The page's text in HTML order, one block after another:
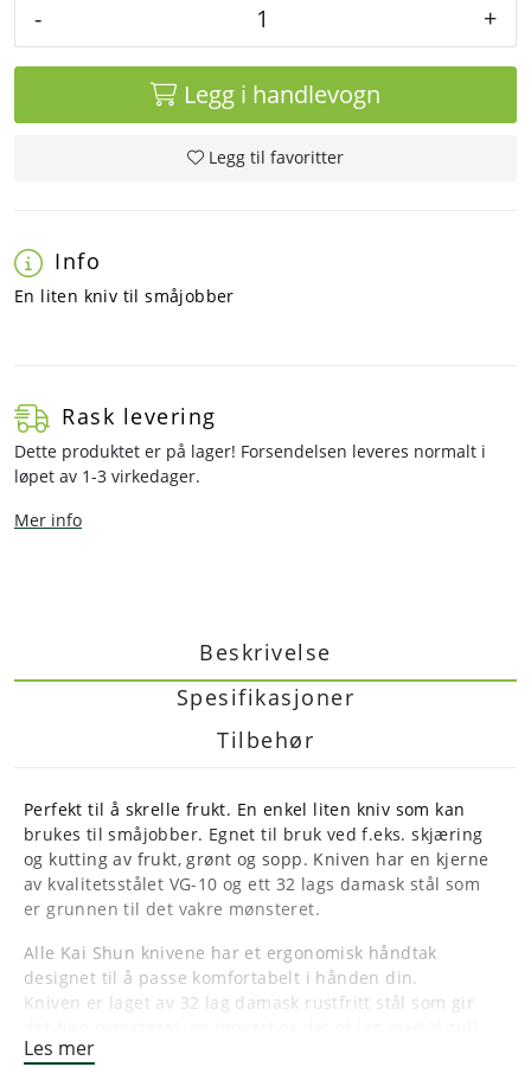
- +
Legg i handlevogn
Legg til favoritter
Beskrivelse
Spesifikasjoner
Tilbehør
Perfekt til å skrelle frukt. En enkel liten kniv som kan
brukes til småjobber. Egnet til bruk ved f.eks. skjæring
og kutting av frukt, grønt og sopp. Kniven har en kjerne
av kvalitetsstålet VG-10 og ett 32 lags damask stål som
er grunnen til det vakre mønsteret.
Alle Kai Shun knivene har et ergonomisk håndtak
designet til å passe komfortabelt i hånden din.
Kniven er laget av 32 lag damask rustfritt stål som gir
10 stål. Kniven er veldig velbalansert, og holder seg
Les mer
Info
En liten kniv til småjobber
Rask levering
Dette produktet er på lager! Forsendelsen leveres normalt i
løpet av 1-3 virkedager.
Mer info